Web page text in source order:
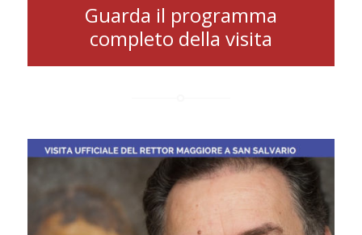
Guarda il programma
completo della visita